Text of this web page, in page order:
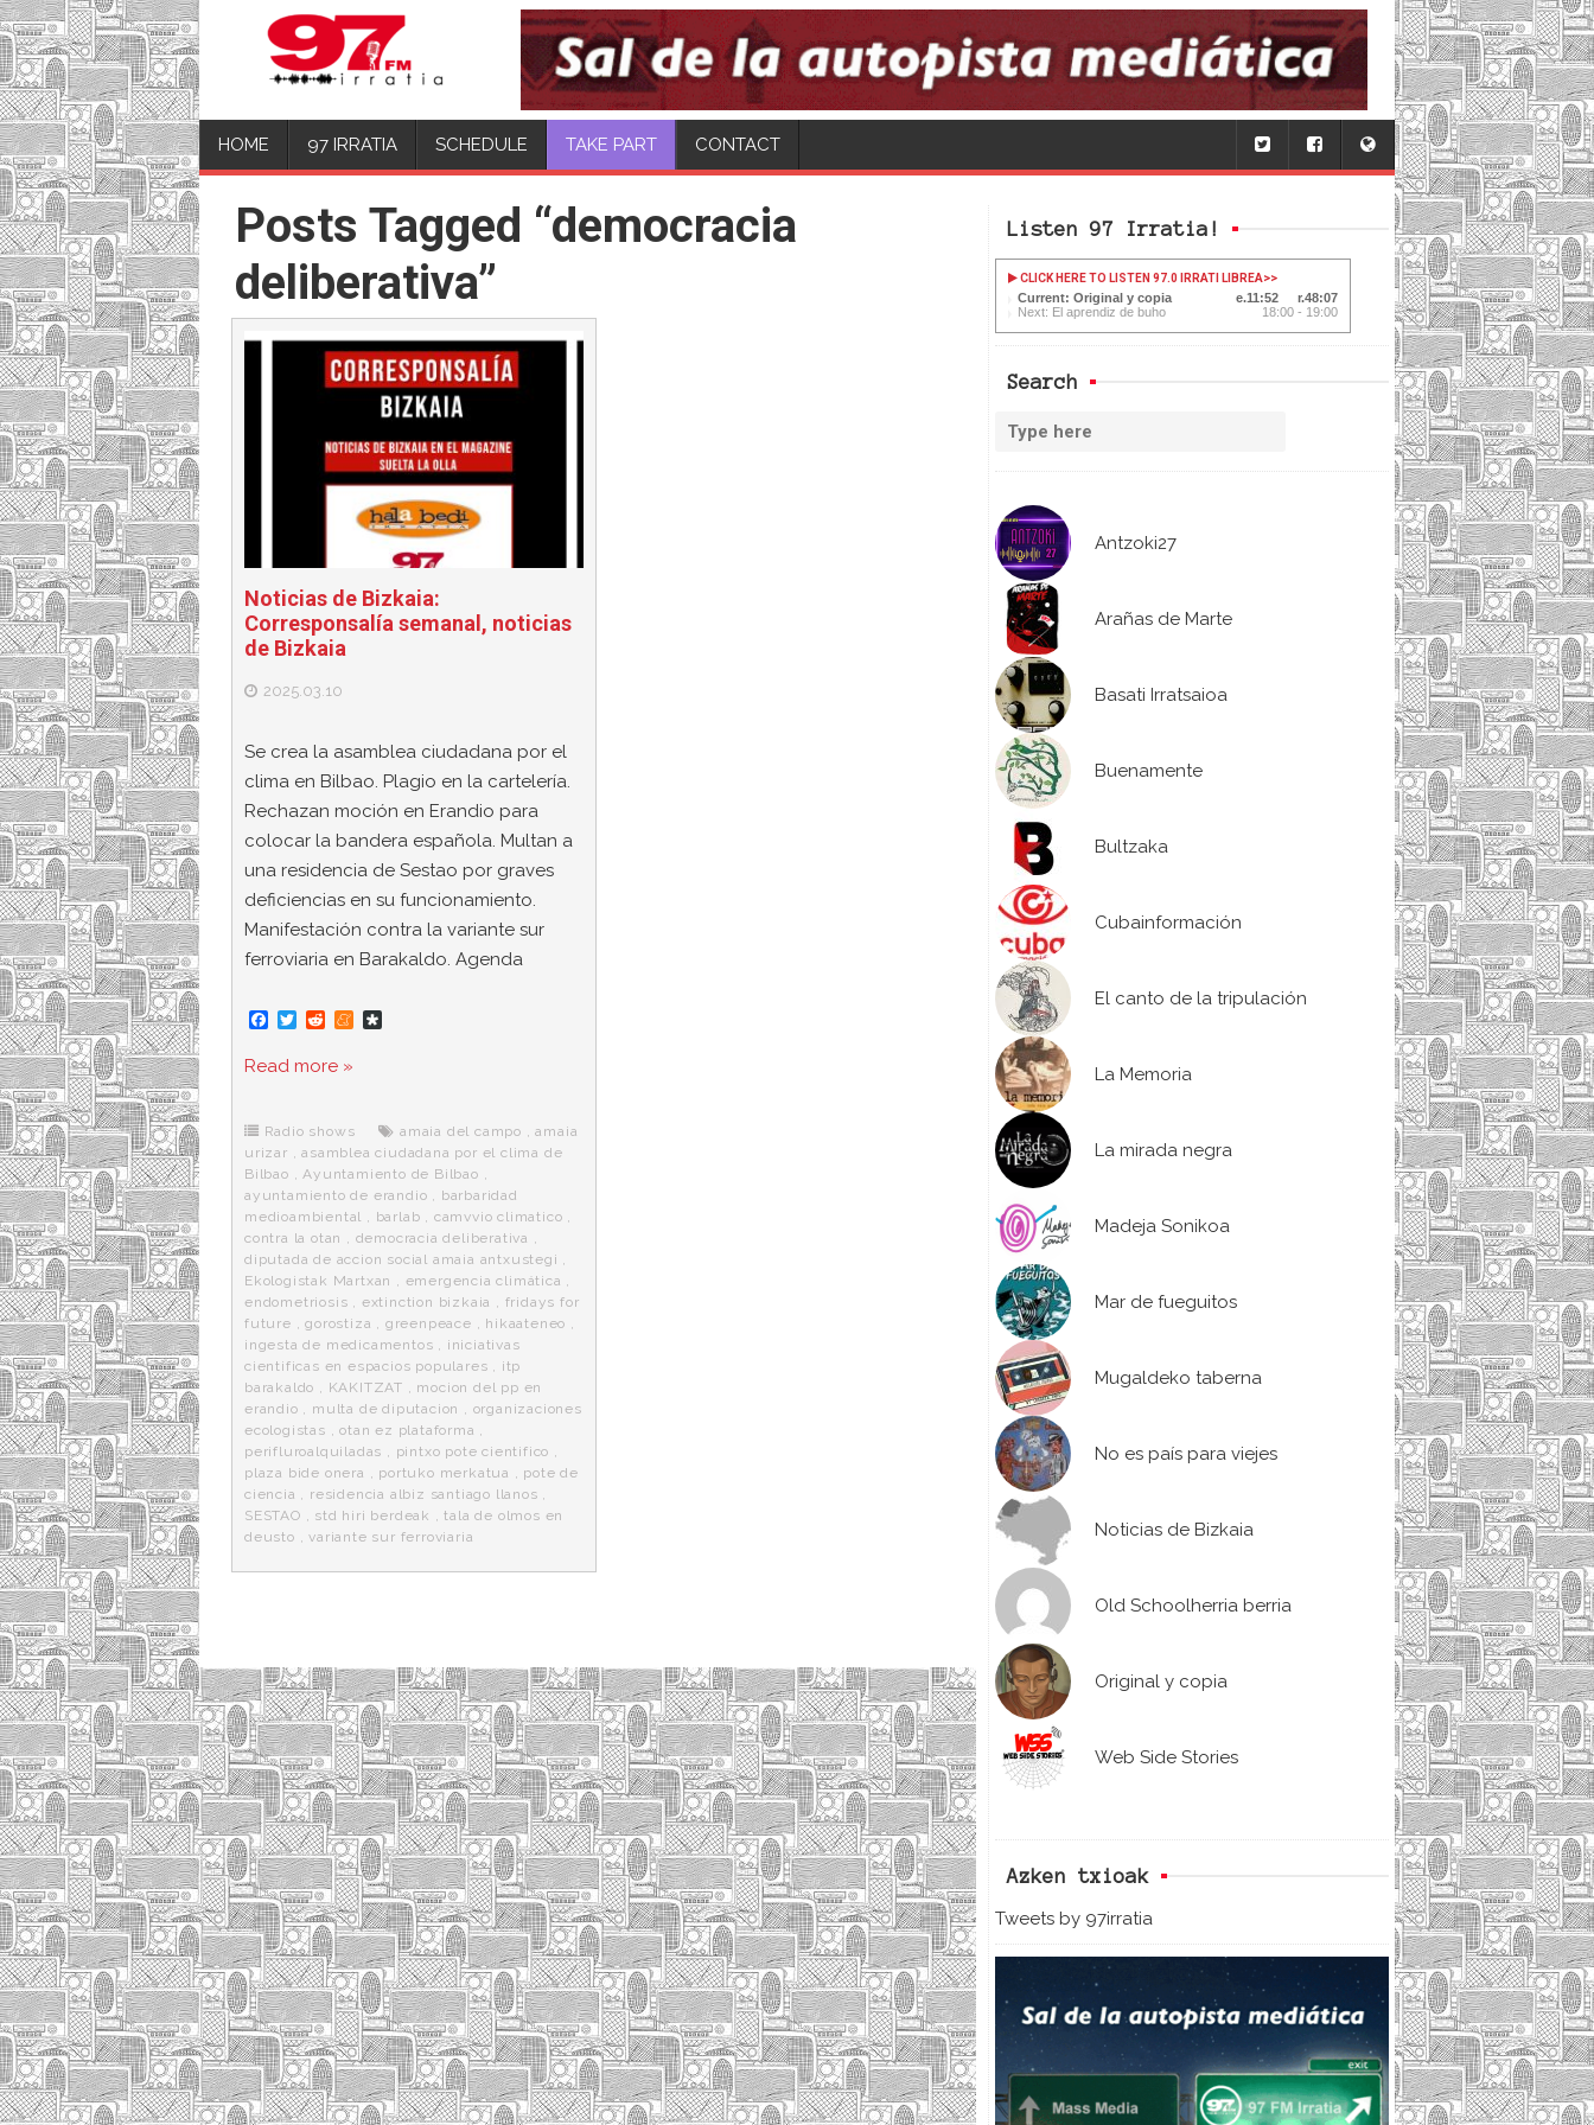
HOME 97 IRRATIA SCHEDULE TAKE PART CONTACT
Listen 97 Irratia!
CLICK HERE TO LISTEN 97.0 IRRATI LIBREA>>
Current: Original y copia 11:53
48:06
Next: El aprendiz de buho
18:00 - 19:00
Search
Antzoki27
Arañas de Marte
Basati Irratsaioa
Buenamente
Bultzaka
Cubainformación
El canto de la tripulación
La Memoria
La mirada negra
Madeja Sonikoa
Mar de fueguitos
Mugaldeko taberna
No es país para viejes
Noticias de Bizkaia
Old Schoolherria berria
Original y copia
Web Side Stories
Azken txioak
Tweets by 97irratia
Posts Tagged “democracia
deliberativa”
Noticias de Bizkaia:
Corresponsalía semanal, noticias
de Bizkaia
2025.03.10
Se crea la asamblea ciudadana por el
clima en Bilbao. Plagio en la cartelería.
Rechazan moción en Erandio para
colocar la bandera española. Multan a
una residencia de Sestao por graves
deficiencias en su funcionamiento.
Manifestación contra la variante sur
ferroviaria en Barakaldo. Agenda
F
c
e
o
k
T
i
t
r
R
d
d
M
e
r
a
Read more »
Radio shows amaia del campo ,amaia
urizar ,asamblea ciudadana por el clima de
Bilbao
Ayuntamiento de Bilbao
ayuntamiento de erandio
barbaridad
medioambiental
barlab camvvio climatico
contra la otan
democracia deliberativa
diputada de accion social amaia antxustegi
Ekologistak Martxan
emergencia climática
endometriosis
extinction bizkaia
fridays for
future ,gorostiza greenpeace hikaateneo
ingesta de medicamentos
iniciativas
cientificas en espacios populares
itp
barakaldo
KAKITZAT
mocion del pp en
erandio
multa de diputacion
organizaciones
ecologistas ,otan ez plataforma
perifluroalquiladas
pintxo pote cientifico
plaza bide onera
portuko merkatua
pote de
ciencia
residencia albiz santiago llanos
SESTAO
std hiri berdeak ,tala de olmos en
deusto ,variante sur ferroviaria